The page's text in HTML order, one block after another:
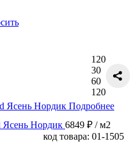
120
30
60
120
Подробнее
Ясень Нордик 6849 ₽ / м2
код товара: 01-1505